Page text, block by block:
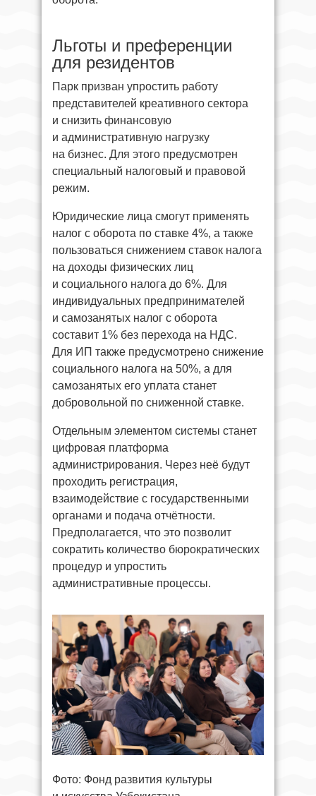
Льготы и преференции
для резидентов
Парк призван упростить работу
представителей креативного сектора
и снизить финансовую
и административную нагрузку
на бизнес. Для этого предусмотрен
специальный налоговый и правовой
режим.
Юридические лица смогут применять
налог с оборота по ставке 4%, а также
пользоваться снижением ставок налога
на доходы физических лиц
и социального налога до 6%. Для
индивидуальных предпринимателей
и самозанятых налог с оборота
составит 1% без перехода на НДС.
Для ИП также предусмотрено снижение
социального налога на 50%, а для
самозанятых его уплата станет
добровольной по сниженной ставке.
Отдельным элементом системы станет
цифровая платформа
администрирования. Через неё будут
проходить регистрация,
взаимодействие с государственными
органами и подача отчётности.
Предполагается, что это позволит
сократить количество бюрократических
процедур и упростить
административные процессы.
Фото: Фонд развития культуры